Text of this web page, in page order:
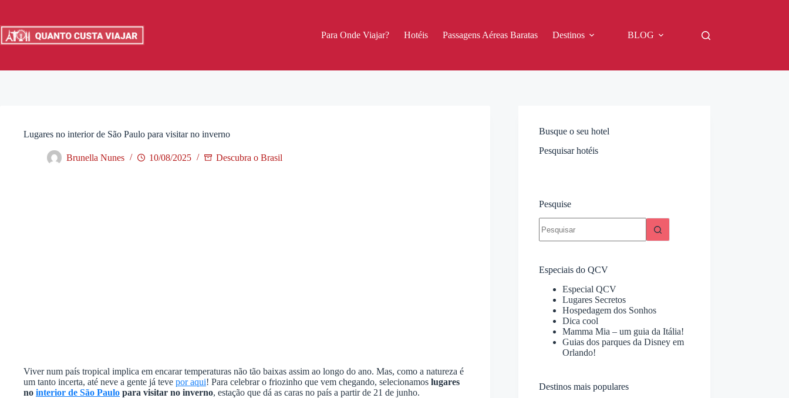
o
conteúdo
Para Onde Viajar? Hotéis Passagens Aéreas Baratas Destinos BLOG
Lugares no interior de São Paulo para visitar no inverno
Brunella Nunes 10/08/2025 Descubra o Brasil
Viver num país tropical implica em encarar temperaturas não tão baixas assim ao longo do ano. Mas, como a natureza é
um tanto incerta, até neve a gente já teve por aqui! Para celebrar o friozinho que vem chegando, selecionamos lugares
no interior de São Paulo para visitar no inverno, estação que dá as caras no país a partir de 21 de junho.
Busque o seu hotel
Pesquisar hotéis
Pesquise
resultados
Especiais do QCV
Especial QCV
Lugares Secretos
Hospedagem dos Sonhos
Dica cool
Mamma Mia – um guia da Itália!
Guias dos parques da Disney em
Orlando!
Destinos mais populares